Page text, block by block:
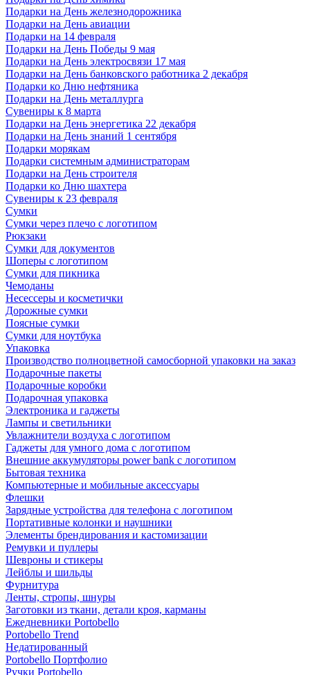
Подарки на День железнодорожника
Подарки на День авиации
Подарки на 14 февраля
Подарки на День Победы 9 мая
Подарки на День электросвязи 17 мая
Подарки на День банковского работника 2 декабря
Подарки ко Дню нефтяника
Подарки на День металлурга
Сувениры к 8 марта
Подарки на День энергетика 22 декабря
Подарки на День знаний 1 сентября
Подарки морякам
Подарки системным администраторам
Подарки на День строителя
Подарки ко Дню шахтера
Сувениры к 23 февраля
Сумки
Сумки через плечо с логотипом
Рюкзаки
Сумки для документов
Шоперы с логотипом
Сумки для пикника
Чемоданы
Несессеры и косметички
Дорожные сумки
Поясные сумки
Сумки для ноутбука
Упаковка
Производство полноцветной самосборной упаковки на заказ
Подарочные пакеты
Подарочные коробки
Подарочная упаковка
Электроника и гаджеты
Лампы и светильники
Увлажнители воздуха с логотипом
Гаджеты для умного дома с логотипом
Внешние аккумуляторы power bank с логотипом
Бытовая техника
Компьютерные и мобильные аксессуары
Флешки
Зарядные устройства для телефона с логотипом
Портативные колонки и наушники
Элементы брендирования и кастомизации
Ремувки и пуллеры
Шевроны и стикеры
Лейблы и шильды
Фурнитура
Ленты, стропы, шнуры
Заготовки из ткани, детали кроя, карманы
Ежедневники Portobello
Portobello Trend
Недатированный
Portobello Портфолио
Ручки Portobello